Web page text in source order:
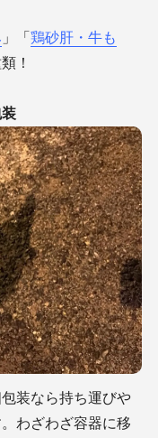
」「鶏砂肝・牛も
！
装なら持ち運びや
わざわざ容器に移